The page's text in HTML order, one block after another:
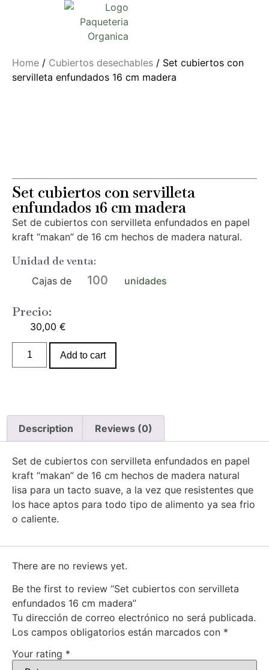
Home / Cubiertos desechables / Set cubiertos con
servilleta enfundados 16 cm madera
Set cubiertos con servilleta
enfundados 16 cm madera
Set de cubiertos con servilleta enfundados en papel
kraft “makan” de 16 cm hechos de madera natural.
Unidad de venta:
Cajas de 100 unidades
Precio:
30,00 €
Add to cart
Description Reviews (0)
Set de cubiertos con servilleta enfundados en papel
kraft “makan” de 16 cm hechos de madera natural
lisa para un tacto suave, a la vez que resistentes que
los hace aptos para todo tipo de alimento ya sea frio
o caliente.
There are no reviews yet.
Be the first to review “Set cubiertos con servilleta
enfundados 16 cm madera”
Tu dirección de correo electrónico no será publicada.
Los campos obligatorios están marcados con *
Your rating *